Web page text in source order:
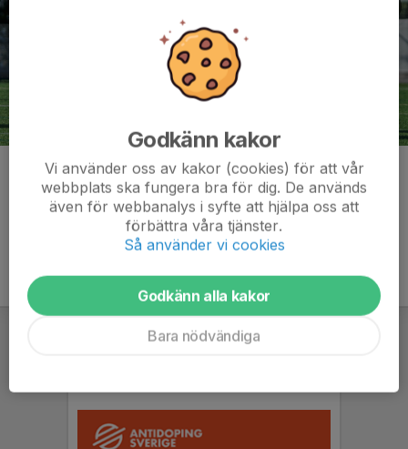
Kommentarer
Godkänn kakor
Vi använder oss av kakor (cookies) för att vår
webbplats ska fungera bra för dig. De används
även för webbanalys i syfte att hjälpa oss att
förbättra våra tjänster.
Så använder vi cookies
Godkänn alla kakor
Bara nödvändiga